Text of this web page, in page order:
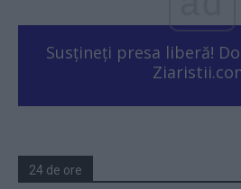
Susțineți presa liberă!
24 de ore